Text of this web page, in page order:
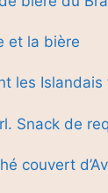
et la bière
les
Snack de
couvert